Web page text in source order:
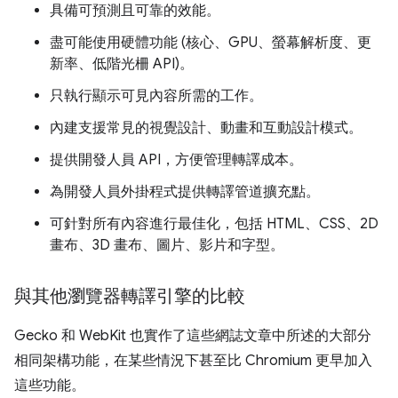
具備可預測且可靠的效能。
盡可能使用硬體功能 (核心、GPU、螢幕解析度、更
新率、低階光柵 API)。
只執行顯示可見內容所需的工作。
內建支援常見的視覺設計、動畫和互動設計模式。
提供開發人員 API，方便管理轉譯成本。
為開發人員外掛程式提供轉譯管道擴充點。
可針對所有內容進行最佳化，包括 HTML、CSS、2D
畫布、3D 畫布、圖片、影片和字型。
與其他瀏覽器轉譯引擎的比較
Gecko 和 WebKit 也實作了這些網誌文章中所述的大部分
相同架構功能，在某些情況下甚至比 Chromium 更早加入
這些功能。